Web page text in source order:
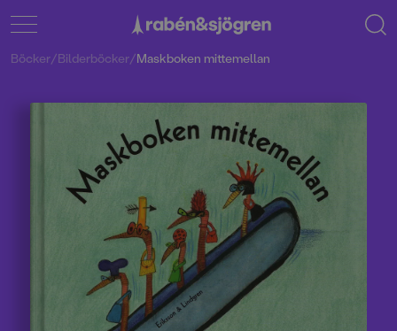
Böcker/Bilderböcker/Maskboken mittemellan